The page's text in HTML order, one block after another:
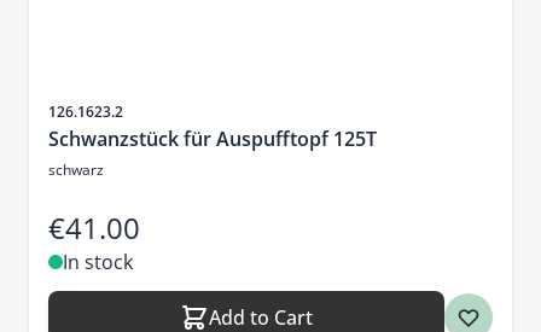
Sku
126.1623.2
Schwanzstück für Auspufftopf 125T
schwarz
€41.00
In stock
Add to Cart